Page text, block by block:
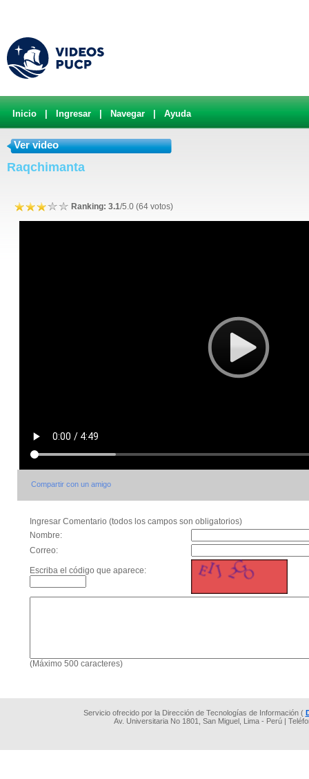
Inicio Ingresar Navegar Ayuda
Ver video
Raqchimanta
Ranking: 3.1/5.0 (64 votos)
Compartir con un amigo
Ingresar Comentario (todos los campos son obligatorios)
Nombre:
Correo:
Escriba el código que aparece:
(Máximo 500 caracteres)
Servicio ofrecido por la Dirección de Tecnologías de Información (
Av. Universitaria No 1801, San Miguel, Lima - Perú |